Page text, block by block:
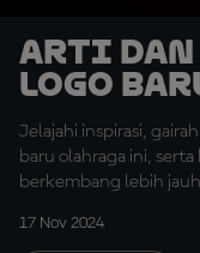
Arti dan
Logo
Jelajahi inspirasi,
baru olahraga ini,
berkembang lebih
17 Nov 2024